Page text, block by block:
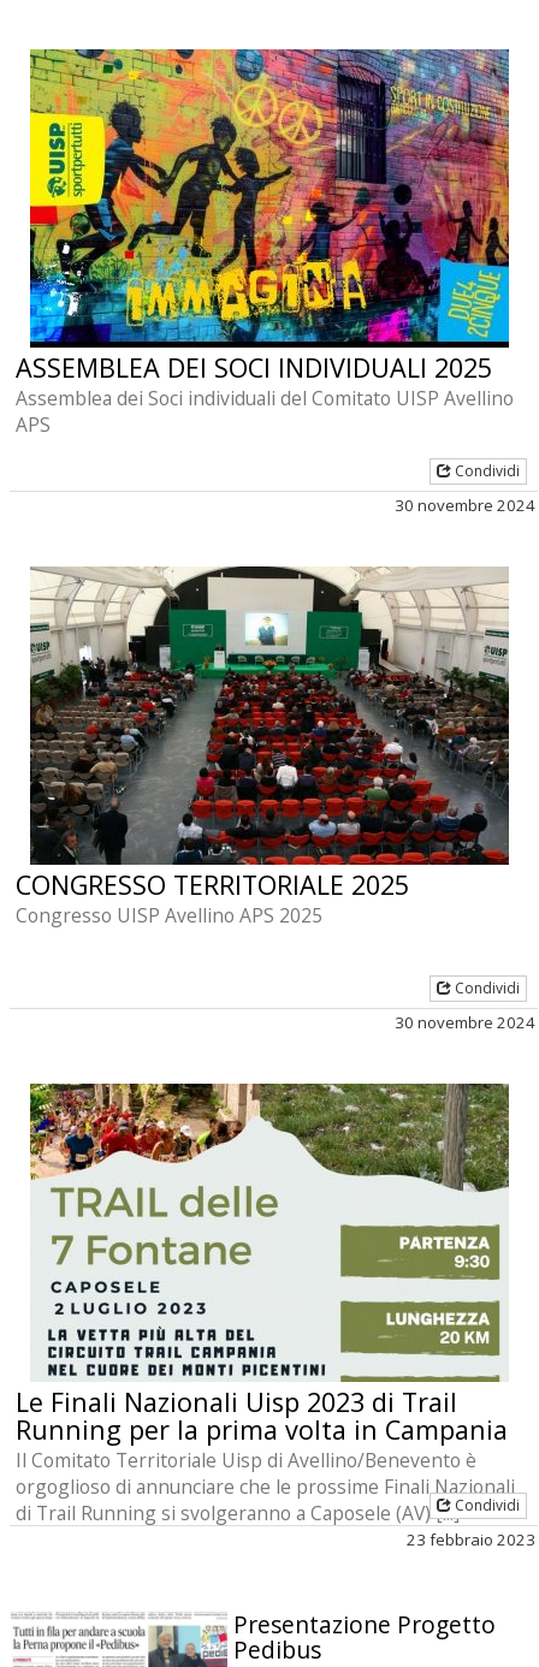
ASSEMBLEA DEI SOCI INDIVIDUALI 2025
Assemblea dei Soci individuali del Comitato UISP Avellino
APS
Condividi
30 novembre 2024
CONGRESSO TERRITORIALE 2025
Congresso UISP Avellino APS 2025
Condividi
30 novembre 2024
Le Finali Nazionali Uisp 2023 di Trail
Running per la prima volta in Campania
Il Comitato Territoriale Uisp di Avellino/Benevento è
orgoglioso di annunciare che le prossime Finali Nazionali
di Trail Running si svolgeranno a Caposele (AV) [...]Condividi
23 febbraio 2023
Presentazione Progetto
Pedibus